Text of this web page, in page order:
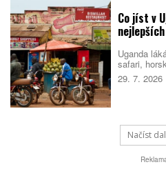
Co jíst v
Uganda
safari,
Místní
mnoho
29. 7. 2026
Načíst